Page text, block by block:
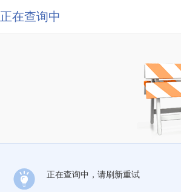
正在查询中
正在查询中，请刷新重试